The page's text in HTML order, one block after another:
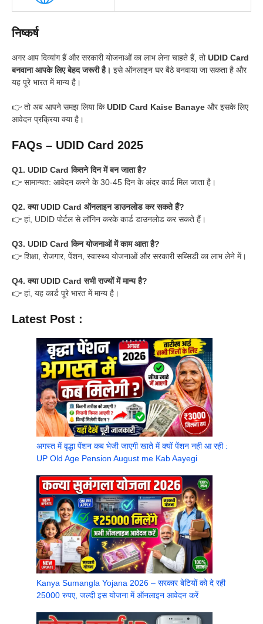
निष्कर्ष
अगर आप दिव्यांग हैं और सरकारी योजनाओं का लाभ लेना चाहते हैं, तोUDID Card
बनवाना आपके लिए बेहद जरूरी है। इसे ऑनलाइन घर बैठे बनवाया जा सकता है और
यह पूरे भारत में मान्य है।
👉 तो अब आपने समझ लिया किUDID Card Kaise Banaye और इसके लिए
आवेदन प्रक्रिया क्या है।
FAQs – UDID Card 2025
Q1. UDID Card कितने दिन में बन जाता है?
👉 सामान्यत: आवेदन करने के 30-45 दिन के अंदर कार्ड मिल जाता है।
Q2. क्या UDID Card ऑनलाइन डाउनलोड कर सकते हैं?
👉 हां, UDID पोर्टल से लॉगिन करके कार्ड डाउनलोड कर सकते हैं।
Q3. UDID Card किन योजनाओं में काम आता है?
👉 शिक्षा, रोजगार, पेंशन, स्वास्थ्य योजनाओं और सरकारी सब्सिडी का लाभ लेने में।
Q4. क्या UDID Card सभी राज्यों में मान्य है?
👉 हां, यह कार्ड पूरे भारत में मान्य है।
Latest Post :
अगस्त में वृद्धा पेंशन कब भेजी जाएगी खाते में क्यों पेंशन नही आ रही :
UP Old Age Pension August me Kab Aayegi
Kanya Sumangla Yojana 2026 – सरकार बेटियों को दे रही
25000 रुपए, जल्दी इस योजना में ऑनलाइन आवेदन करें